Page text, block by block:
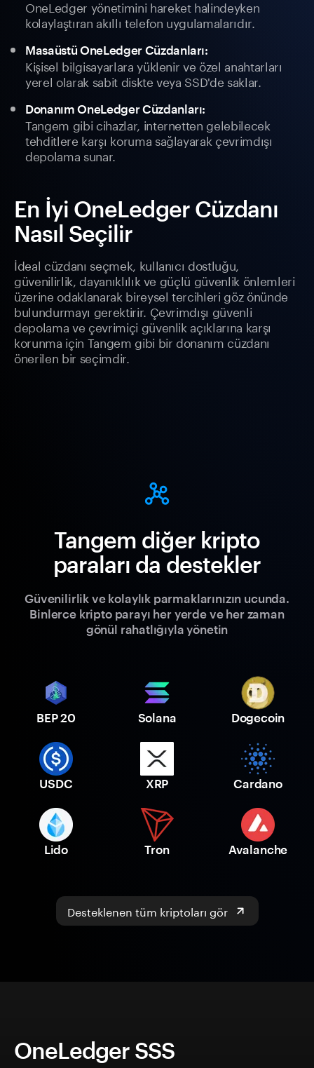
OneLedger yönetimini hareket halindeyken
kolaylaştıran akıllı telefon uygulamalarıdır.
Masaüstü OneLedger Cüzdanları:
Kişisel bilgisayarlara yüklenir ve özel anahtarları
yerel olarak sabit diskte veya SSD'de saklar.
Donanım OneLedger Cüzdanları:
Tangem gibi cihazlar, internetten gelebilecek
tehditlere karşı koruma sağlayarak çevrimdışı
depolama sunar.
En İyi OneLedger Cüzdanı
Nasıl Seçilir
İdeal cüzdanı seçmek, kullanıcı dostluğu,
güvenilirlik, dayanıklılık ve güçlü güvenlik önlemleri
üzerine odaklanarak bireysel tercihleri göz önünde
bulundurmayı gerektirir. Çevrimdışı güvenli
depolama ve çevrimiçi güvenlik açıklarına karşı
korunma için Tangem gibi bir donanım cüzdanı
önerilen bir seçimdir.
Tangem diğer kripto
paraları da destekler
Güvenilirlik ve kolaylık parmaklarınızın ucunda.
Binlerce kripto parayı her yerde ve her zaman
gönül rahatlığıyla yönetin
BEP 20 Solana Dogecoin
USDC XRP Cardano
Lido Tron Avalanche
Desteklenen tüm kriptoları gör
OneLedger SSS